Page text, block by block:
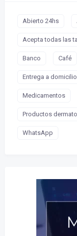
Abierto 24hs
Acepta todas las
Banco Café
Entrega a domicilio
Medicamentos
Productos
WhatsApp